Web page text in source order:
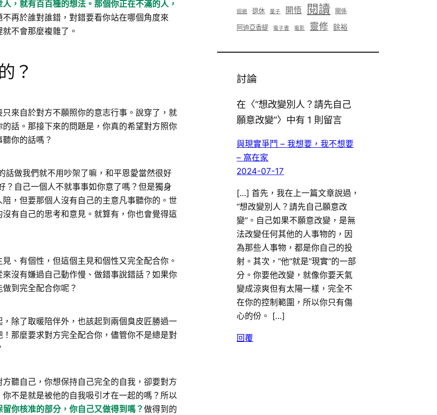
，就有百百種的想法。那個你正在不滿的人，
不再於誰對誰錯，對錯要看你站在哪個角度來
不會那麼複雜了。
？
來自於對方不願照你的意志行事。說穿了，就
話。那接下來的問題是，你真的希望對方照你
你的話嗎？
話做我們就不用吵架了嘛，和平恩愛當然很好
？自己一個人不就事事如你意了嗎？但是獨身
，但要那個人沒有自己的主意凡事聽你的。世
有自己的思考和意見。就算有，你也會覺得這
、有個性，但這個主見和個性又完全配合你。
沒有嫌過自己動作慢、做錯事說錯話？如果你
到完全配合你呢？
除了取暖陪伴外，也該起到兩個臭皮匠勝過一
那麼要求對方完全配合你，儘管你不是總是對
聽自己，你想保持自己完全的自我，卻要對方
不是就是被他的自我吸引才在一起的嗎？所以
你核准的部分，你自己又做得到嗎？ 做得到的
迴避 退休 量子 開悟 閱讀 關係
阿迪亞香緹 電子書 電影 靈修 餘裕
討論
在〈“想改變別人？請先自己
願意改變”〉中有 1 則留言
與現實爭鬥 – 我想要，我不想要
– 窩在家
2024-07-17
[…] 首先，我在上一篇文章說過，
“想改變別人？請先自己願意改
變”。自己如果不願意改變，是無
法改變任何其他的人事物的，因
為那些人事物，都是你自己的投
射。其次，”他”就是”現實”的一部
分。你要他改變，就像你要天氣
變成涼爽但有太陽一樣，完全不
在你的控制範圍，所以你只有傷
心的份。 […]
回覆